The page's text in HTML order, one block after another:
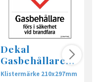
Dekal
Gasbehållare
säkerhet
Klistermärke 210x297mm